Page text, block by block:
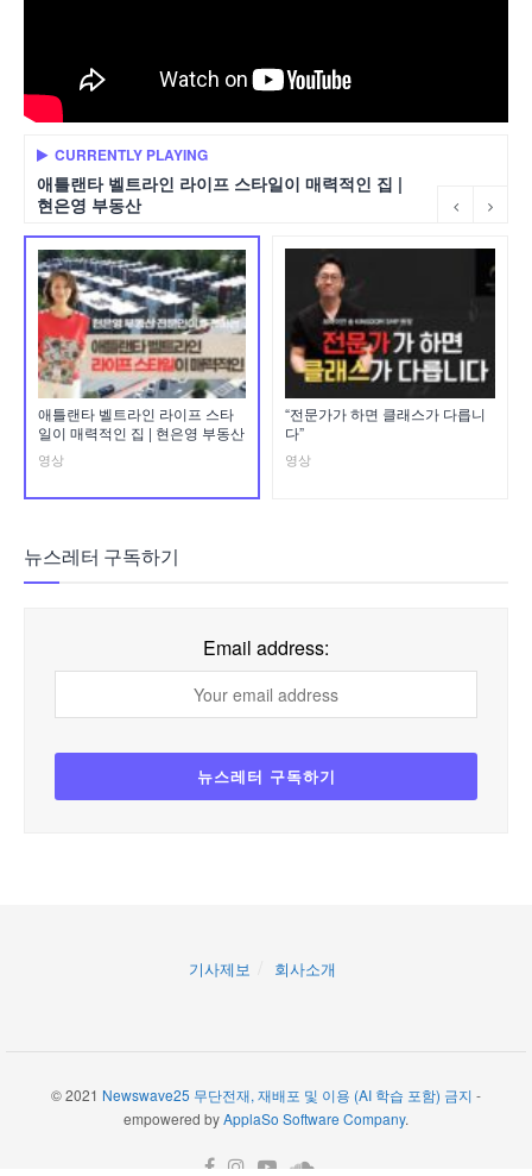
CURRENTLY PLAYING
애틀랜타 벨트라인 라이프 스타일이 매력적인 집 |
현은영 부동산
애틀랜타 벨트라인 라이프 스타
일이 매력적인 집 | 현은영 부동산
영상
“전문가가 하면 클래스가 다릅니
다”
영상
뉴스레터 구독하기
Email address:
기사제보 회사소개
© 2021 Newswave25 무단전재, 재배포 및 이용 (AI 학습 포함) 금지 -
empowered byApplaSo Software Company.